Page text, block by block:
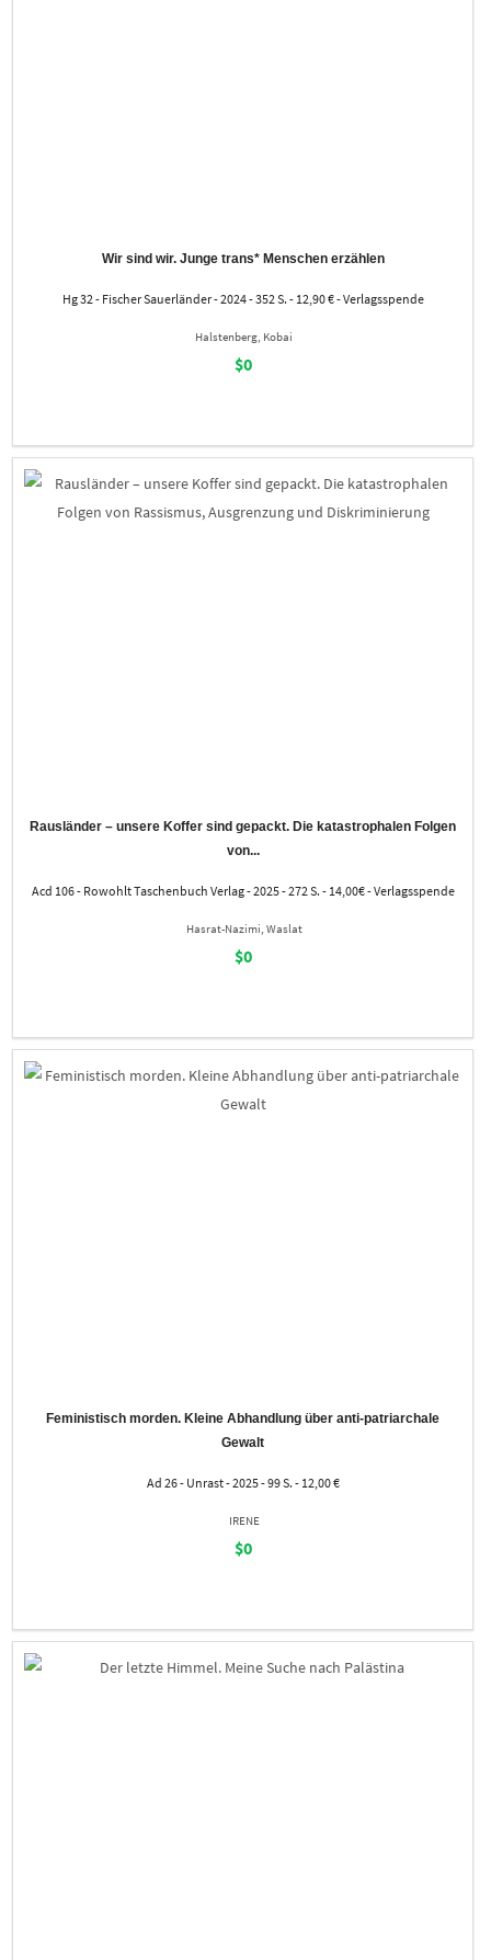
Wir sind wir. Junge trans* Menschen erzählen
Hg 32 - Fischer Sauerländer - 2024 - 352 S. - 12,90 € - Verlagsspende
Halstenberg, Kobai
$0
Rausländer – unsere Koffer sind gepackt. Die katastrophalen Folgen
von...
Acd 106 - Rowohlt Taschenbuch Verlag - 2025 - 272 S. - 14,00€ - Verlagsspende
Hasrat-Nazimi, Waslat
$0
Feministisch morden. Kleine Abhandlung über anti-patriarchale
Gewalt
Ad 26 - Unrast - 2025 - 99 S. - 12,00 €
IRENE
$0